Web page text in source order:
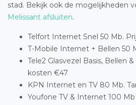
stad. Bekijk ook de mogelijkheden
Melissant afsluiten.
Telfort Internet Snel 50 Mb.
T-Mobile Internet + Bellen 50
Tele2 Glasvezel Basis, Bellen
kosten €47
KPN Internet en TV 80 Mb.
Youfone TV & Internet 100 Mb